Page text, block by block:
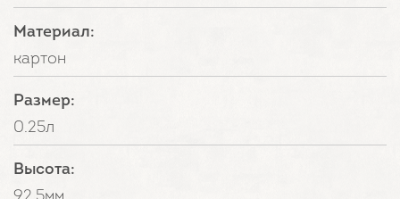
Материал:
картон
Размер:
0.25л
Высота: